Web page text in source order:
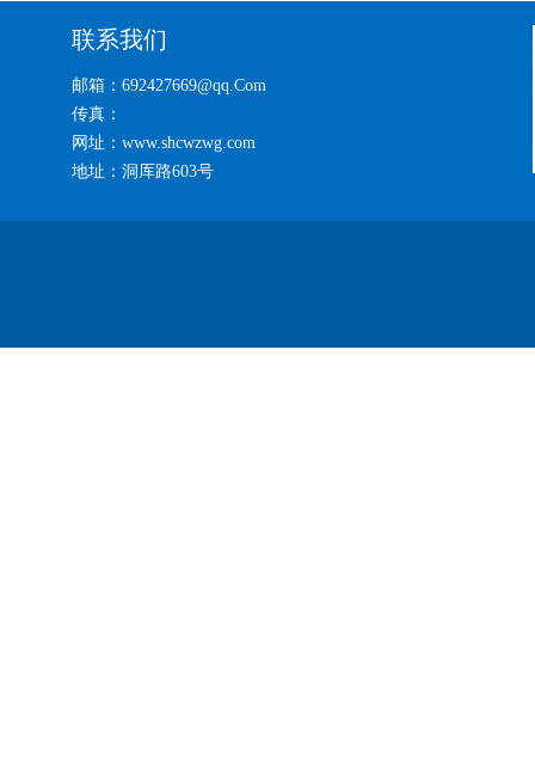
联系我们
邮箱：692427669@qq.Com
传真：
网址：www.shcwzwg.com
地址：洞厍路603号